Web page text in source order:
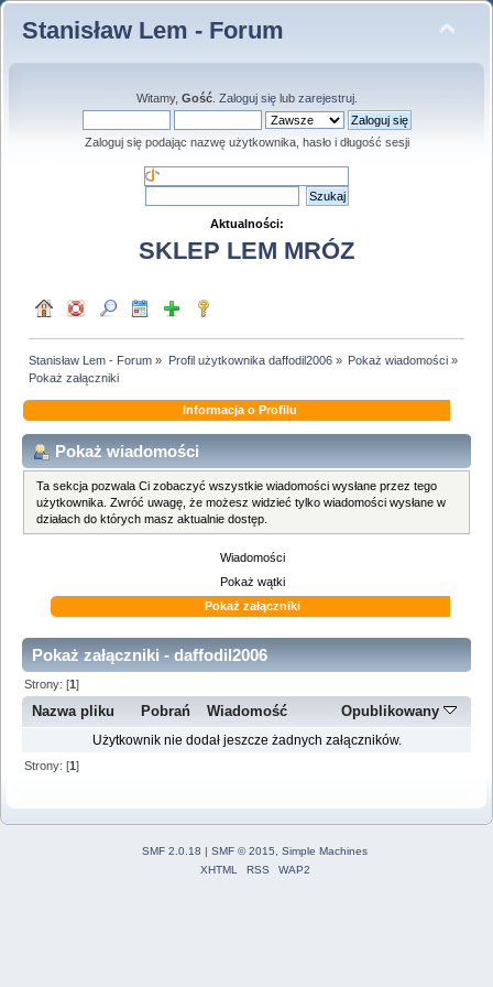
Stanisław Lem - Forum
Witamy, Gość. Zaloguj sięlub zarejestruj.
Zaloguj się podając nazwę użytkownika, hasło i długość sesji
Aktualności:
SKLEP LEM MRÓZ
Stanisław Lem - Forum » Profil użytkownika daffodil2006» Pokaż wiadomości»
Pokaż załączniki
Informacja o Profilu
Pokaż wiadomości
Ta sekcja pozwala Ci zobaczyć wszystkie wiadomości wysłane przez tego
użytkownika. Zwróć uwagę, że możesz widzieć tylko wiadomości wysłane w
działach do których masz aktualnie dostęp.
Wiadomości
Pokaż wątki
Pokaż załączniki
Pokaż załączniki - daffodil2006
Strony: [1]
Nazwa pliku Pobrań Wiadomość Opublikowany
Użytkownik nie dodał jeszcze żadnych załączników.
Strony: [1]
SMF 2.0.18 | SMF © 2015
Simple Machines
XHTML
RSS WAP2